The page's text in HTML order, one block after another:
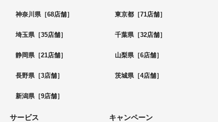
神奈川県［68店舗］ 東京都［71店舗］
埼玉県［35店舗］ 千葉県［32店舗］
静岡県［21店舗］ 山梨県［6店舗］
長野県［3店舗］ 茨城県［4店舗］
新潟県［9店舗］
サービス キャンペーン